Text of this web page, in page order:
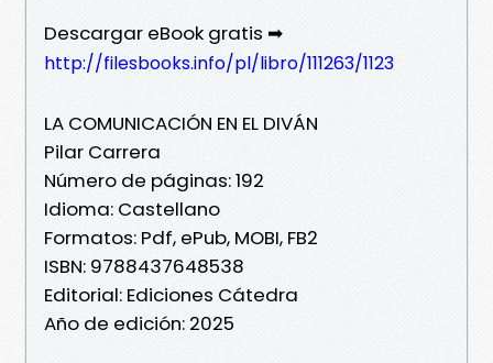
Descargar eBook gratis ➡
http://filesbooks.info/pl/libro/111263/1123
LA COMUNICACIÓN EN EL DIVÁN
Pilar Carrera
Número de páginas: 192
Idioma: Castellano
Formatos: Pdf, ePub, MOBI, FB2
ISBN: 9788437648538
Editorial: Ediciones Cátedra
Año de edición: 2025